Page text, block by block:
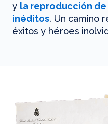
y la reproducción
inéditos. Un camino
éxitos y héroes